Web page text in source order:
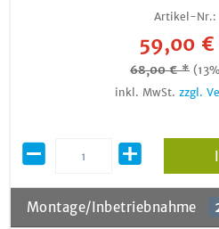
Artikel-Nr.:
59,00
68,00 € *
inkl. MwSt. zzgl.
Montage/Inbetriebnahme